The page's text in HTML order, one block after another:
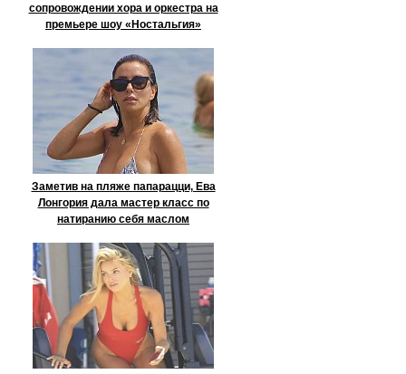
сопровождении хора и оркестра на
премьере шоу «Ностальгия»
Заметив на пляже папарацци, Ева
Лонгория дала мастер класс по
натиранию себя маслом